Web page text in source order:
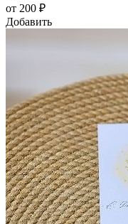
от 200 ₽
Добавить